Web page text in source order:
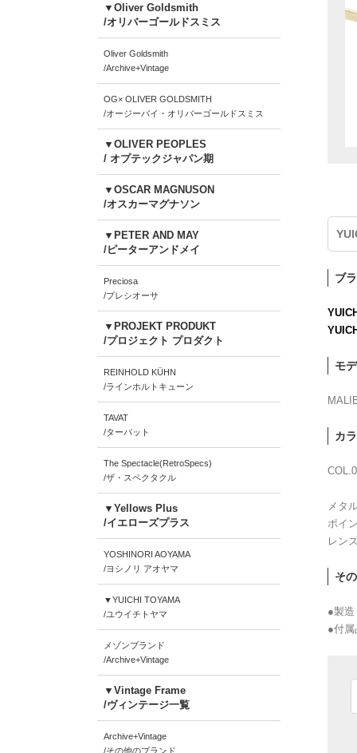
ブ
モ
カ
メタ
ポイ
レン
そ
●製造
●付
▼Oliver Goldsmith
/オリバーゴールドスミス
Oliver Goldsmith
/Archive+Vintage
OG× OLIVER GOLDSMITH
/オージーバイ・オリバーゴールドスミス
▼OLIVER PEOPLES
/ オプテックジャパン期
▼OSCAR MAGNUSON
/オスカーマグナソン
▼PETER AND MAY
/ピーターアンドメイ
Preciosa
/プレシオーサ
▼PROJEKT PRODUKT
/プロジェクト プロダクト
REINHOLD KÜHN
/ラインホルトキューン
TAVAT
/ターバット
The Spectacle(RetroSpecs)
/ザ・スペクタクル
▼Yellows Plus
/イエローズプラス
YOSHINORI AOYAMA
/ヨシノリ アオヤマ
▼YUICHI TOYAMA
/ユウイチトヤマ
メゾンブランド
/Archive+Vintage
▼Vintage Frame
/ヴィンテージ一覧
Archive+Vintage
/その他のブランド